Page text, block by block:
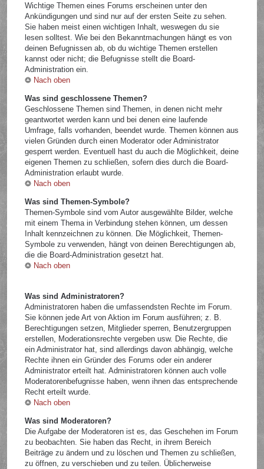
Wichtige Themen eines Forums erscheinen unter den
Ankündigungen und sind nur auf der ersten Seite zu sehen.
Sie haben meist einen wichtigen Inhalt, weswegen du sie
lesen solltest. Wie bei den Bekanntmachungen hängt es von
deinen Befugnissen ab, ob du wichtige Themen erstellen
kannst oder nicht; die Befugnisse stellt die Board-
Administration ein.
Nach oben
Was sind geschlossene Themen?
Geschlossene Themen sind Themen, in denen nicht mehr
geantwortet werden kann und bei denen eine laufende
Umfrage, falls vorhanden, beendet wurde. Themen können aus
vielen Gründen durch einen Moderator oder Administrator
gesperrt werden. Eventuell hast du auch die Möglichkeit, deine
eigenen Themen zu schließen, sofern dies durch die Board-
Administration erlaubt wurde.
Nach oben
Was sind Themen-Symbole?
Themen-Symbole sind vom Autor ausgewählte Bilder, welche
mit einem Thema in Verbindung stehen können, um dessen
Inhalt kennzeichnen zu können. Die Möglichkeit, Themen-
Symbole zu verwenden, hängt von deinen Berechtigungen ab,
die die Board-Administration gesetzt hat.
Nach oben
Was sind Administratoren?
Administratoren haben die umfassendsten Rechte im Forum.
Sie können jede Art von Aktion im Forum ausführen; z. B.
Berechtigungen setzen, Mitglieder sperren, Benutzergruppen
erstellen, Moderationsrechte vergeben usw. Die Rechte, die
ein Administrator hat, sind allerdings davon abhängig, welche
Rechte ihnen ein Gründer des Forums oder ein anderer
Administrator erteilt hat. Administratoren können auch volle
Moderatorenbefugnisse haben, wenn ihnen das entsprechende
Recht erteilt wurde.
Nach oben
Was sind Moderatoren?
Die Aufgabe der Moderatoren ist es, das Geschehen im Forum
zu beobachten. Sie haben das Recht, in ihrem Bereich
Beiträge zu ändern und zu löschen und Themen zu schließen,
zu öffnen, zu verschieben und zu teilen. Üblicherweise